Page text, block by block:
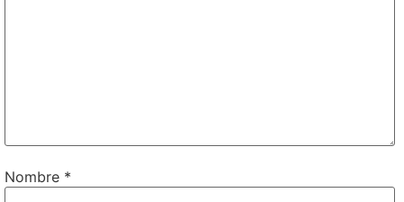
Nombre *